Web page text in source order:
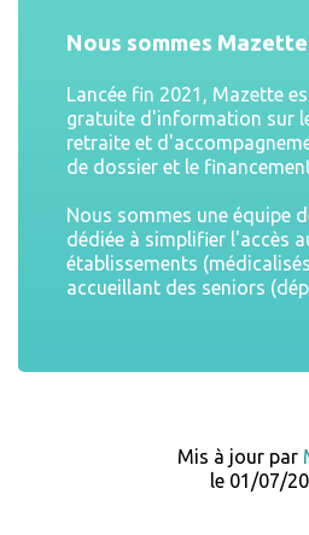
Nous sommes Mazette
Lancée fin 2021, Mazette
gratuite d'information sur
retraite et
de dossier et le
Nous sommes une équipe
dédiée à simplifier l'accès
établissements
accueillant des seniors
Mis à jour par
le 01/07/